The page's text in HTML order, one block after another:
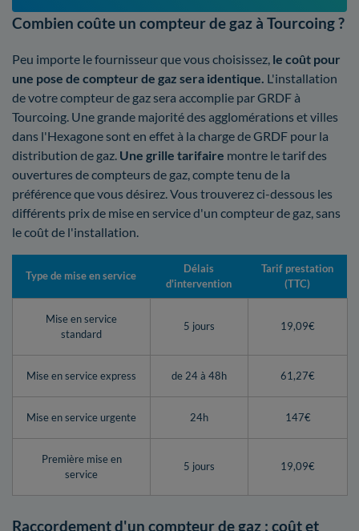
Combien coûte un compteur de gaz à Tourcoing ?
Peu importe le fournisseur que vous choisissez, le coût pour
une pose de compteur de gaz sera identique. L'installation
de votre compteur de gaz sera accomplie par GRDF à
Tourcoing. Une grande majorité des agglomérations et villes
dans l'Hexagone sont en effet à la charge de GRDF pour la
distribution de gaz. Une grille tarifaire montre le tarif des
ouvertures de compteurs de gaz, compte tenu de la
préférence que vous désirez. Vous trouverez ci-dessous les
différents prix de mise en service d'un compteur de gaz, sans
le coût de l'installation.
Type de mise en service
Délais
d'intervention
Tarif prestation
(TTC)
Mise en service
standard
5 jours 19,09€
Mise en service express de 24 à 48h 61,27€
Mise en service urgente 24h 147€
Première mise en
service
5 jours 19,09€
Raccordement d'un compteur de gaz : coût et